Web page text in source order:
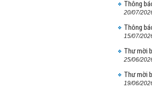
Thông
20/07/
Thông
15/07/
Thư mời
25/06/
Thư mời
19/06/